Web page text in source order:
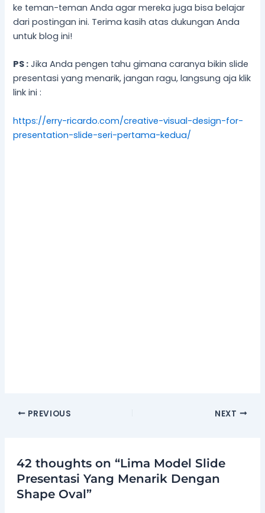
ke teman-teman Anda agar mereka juga bisa belajar
dari postingan ini. Terima kasih atas dukungan Anda
untuk blog ini!
PS : Jika Anda pengen tahu gimana caranya bikin slide
presentasi yang menarik, jangan ragu, langsung aja klik
link ini :
https://erry-ricardo.com/creative-visual-design-for-
presentation-slide-seri-pertama-kedua/
PREVIOUS NEXT
42 thoughts on “Lima Model Slide
Presentasi Yang Menarik Dengan
Shape Oval”